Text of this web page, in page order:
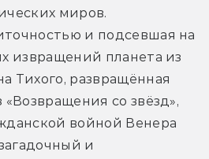
миров.
и подсевшая на
извращений планета из
Тихого, развращённая
со звёзд»,
войной Венера
и